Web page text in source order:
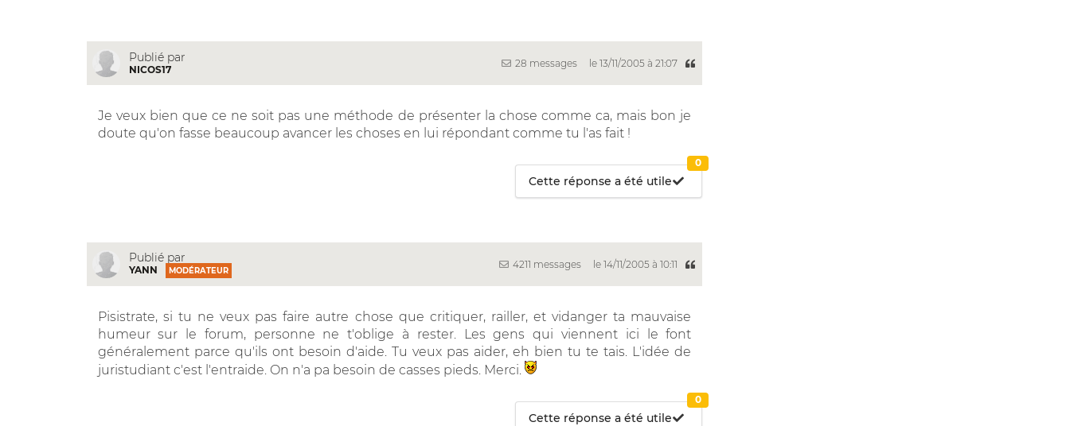
Publié par
NICOS17
28 messages le 13/11/2005 à 21:07
Je veux bien que ce ne soit pas une méthode de présenter la chose comme ca, mais bon je
doute qu'on fasse beaucoup avancer les choses en lui répondant comme tu l'as fait !
Cette réponse a été utile
0
Publié par
YANN MODÉRATEUR
4211 messages le 14/11/2005 à 10:11
Pisistrate, si tu ne veux pas faire autre chose que critiquer, railler, et vidanger ta mauvaise
humeur sur le forum, personne ne t'oblige à rester. Les gens qui viennent ici le font
généralement parce qu'ils ont besoin d'aide. Tu veux pas aider, eh bien tu te tais. L'idée de
juristudiant c'est l'entraide. On n'a pa besoin de casses pieds. Merci.
Cette réponse a été utile
0